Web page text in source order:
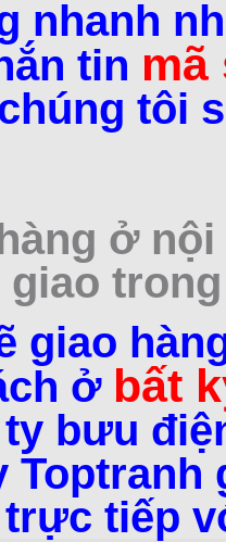
nhanh
tin
tôi
ở
trong
giao
ở bất
bưu
tiếp